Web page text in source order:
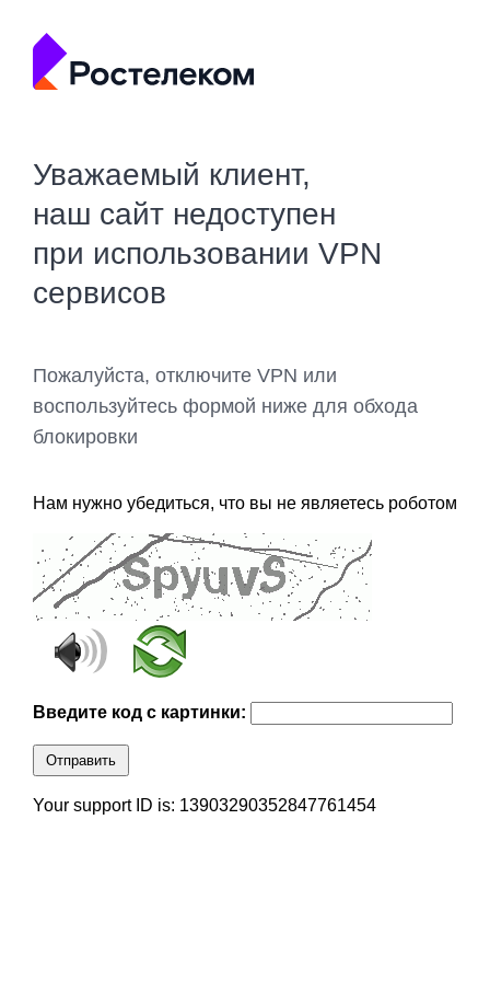
Уважаемый клиент,
наш сайт недоступен
при использовании VPN
сервисов
Пожалуйста, отключите VPN или
воспользуйтесь формой ниже для обхода
блокировки
Нам нужно убедиться, что вы не являетесь роботом
Введите код с картинки:
Отправить
Your support ID is: 13903290352847761454